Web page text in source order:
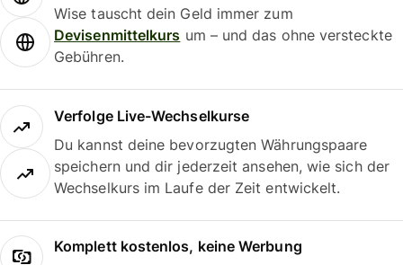
Wise tauscht dein Geld immer zum
Devisenmittelkurs um – und das ohne versteckte
Gebühren.
Verfolge Live-Wechselkurse
Du kannst deine bevorzugten Währungspaare
speichern und dir jederzeit ansehen, wie sich der
Wechselkurs im Laufe der Zeit entwickelt.
Komplett kostenlos, keine Werbung